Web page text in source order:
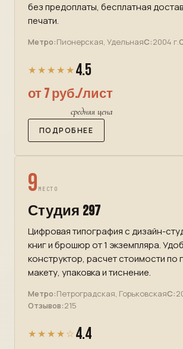
без предоплаты, бесплатная
печати.
Метро:Пионерская, УдельнаяС:2004 г.
★★★★★ 4.5
от 7 руб./лист
средняя цена
ПОДРОБНЕЕ
9 МЕСТО
Студия 297
Цифровая типография с дизайн-
книг и брошюр от 1 экземпляра.
конструктор, расчет стоимости по
макету, упаковка и тиснение.
Метро:Петроградская, ГорьковскаяС:
Отзывов:215
★★★★☆ 4.4